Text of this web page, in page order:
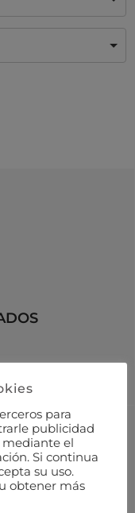
para
publicidad
mediante el
Si continua
su uso.
obtener más